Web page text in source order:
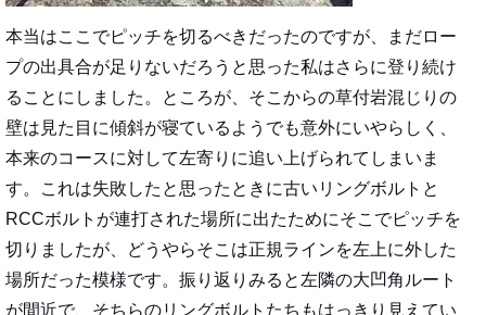
本当はここでピッチを切るべきだったのですが、まだロー
プの出具合が足りないだろうと思った私はさらに登り続け
ることにしました。ところが、そこからの草付岩混じりの
壁は見た目に傾斜が寝ているようでも意外にいやらしく、
本来のコースに対して左寄りに追い上げられてしまいま
す。これは失敗したと思ったときに古いリングボルトと
RCCボルトが連打された場所に出たためにそこでピッチを
切りましたが、どうやらそこは正規ラインを左上に外した
場所だった模様です。振り返りみると左隣の大凹角ルート
が間近で、そちらのリングボルトたちもはっきり見えてい